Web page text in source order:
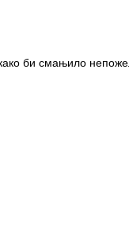
би смањило